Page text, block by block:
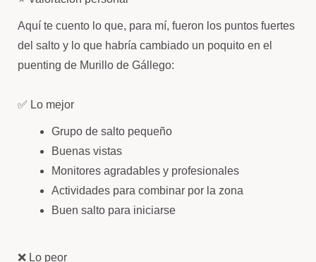
Aquí te cuento lo que, para mí, fueron los puntos fuertes
del salto y lo que habría cambiado un poquito en el
puenting de Murillo de Gállego:
✅ Lo mejor
Grupo de salto pequeño
Buenas vistas
Monitores agradables y profesionales
Actividades para combinar por la zona
Buen salto para iniciarse
❌ Lo peor